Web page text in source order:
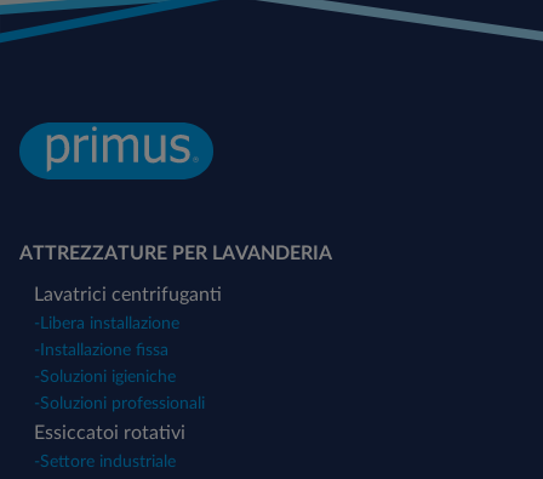
ATTREZZATURE PER LAVANDERIA
Lavatrici centrifuganti
- Libera installazione
- Installazione fissa
-Soluzioni igieniche
-Soluzioni professionali
Essiccatoi rotativi
-Settore industriale